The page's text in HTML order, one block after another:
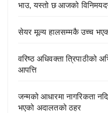
भाउ, यस्तो छ आजको
सेयर मूल्य हालसम्मकै उच्च
वरिष्ठ अधिवक्ता त्रिपाठीको
आपत्ति
जन्मको आधारमा नागरिकता
भएको अदालतको ठहर